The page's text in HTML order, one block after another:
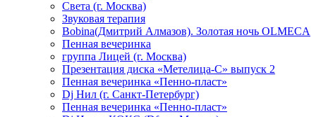
Света (г. Москва)
Звуковая терапия
Bobina(Дмитрий Алмазов). Золотая ночь OLMECA
Пенная вечеринка
группа Лицей (г. Москва)
Презентация диска «Метелица-С» выпуск 2
Пенная вечеринка «Пенно-пласт»
Dj Нил (г. Санкт-Петербург)
Пенная вечеринка «Пенно-пласт»